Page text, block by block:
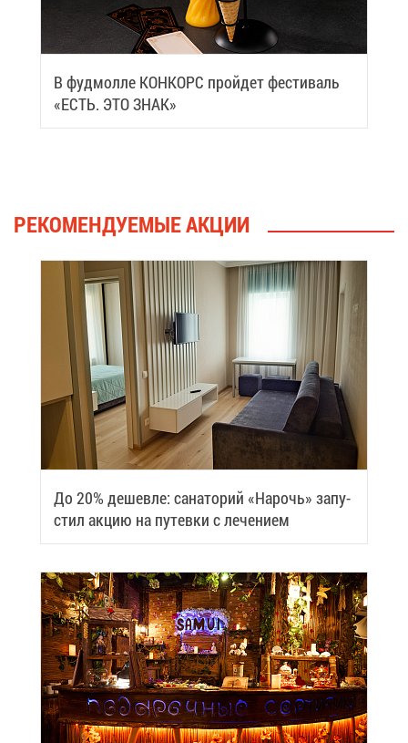
В фуд­мол­ле КОН­КОРС прой­дет фе­сти­валь
«ЕСТЬ. ЭТО ЗНАК»
РЕ­КО­МЕН­ДУ­Е­МЫЕ АК­ЦИИ
До 20% де­шев­ле: са­на­то­рий «На­рочь» за­пу­
стил ак­цию на пу­тев­ки с ле­че­ни­ем